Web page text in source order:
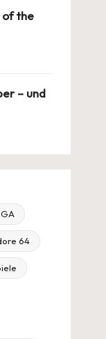
of the
– und
64